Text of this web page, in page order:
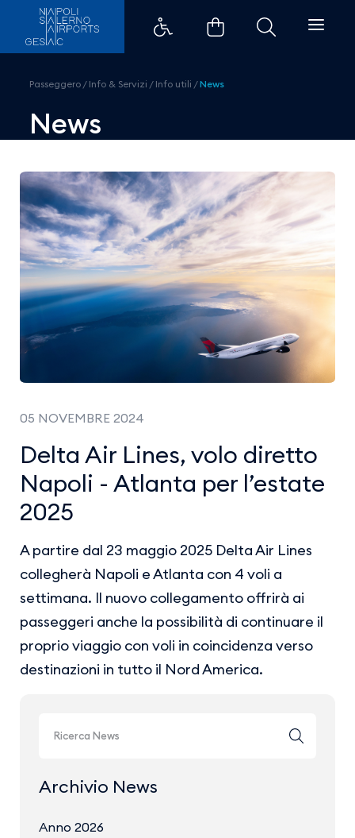
Delta Air Lines, volo diretto
Passeggero / Info & Servizi / Info utili /News
News
05 NOVEMBRE 2024
Delta Air Lines, volo diretto
Napoli - Atlanta per l’estate
2025
A partire dal 23 maggio 2025 Delta Air Lines
collegherà Napoli e Atlanta con 4 voli a
settimana. Il nuovo collegamento offrirà ai
passeggeri anche la possibilità di continuare il
proprio viaggio con voli in coincidenza verso
destinazioni in tutto il Nord America.
Archivio News
Anno 2026